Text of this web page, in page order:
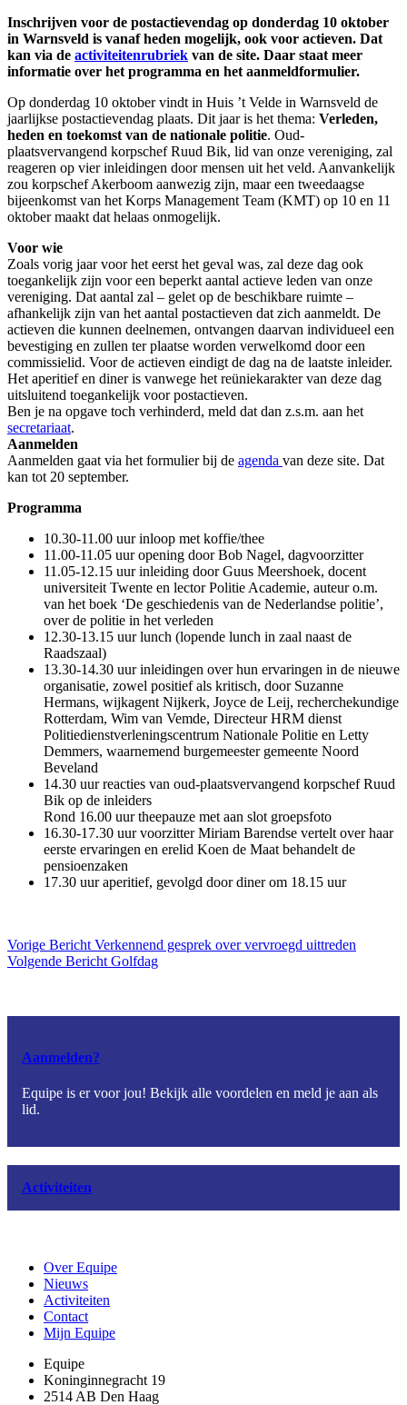
Inschrijven voor de postactievendag op donderdag 10 oktober
in Warnsveld is vanaf heden mogelijk, ook voor actieven. Dat
kan via de activiteitenrubriek van de site. Daar staat meer
informatie over het programma en het aanmeldformulier.
Op donderdag 10 oktober vindt in Huis ’t Velde in Warnsveld de
jaarlijkse postactievendag plaats. Dit jaar is het thema: Verleden,
heden en toekomst van de nationale politie. Oud-
plaatsvervangend korpschef Ruud Bik, lid van onze vereniging, zal
reageren op vier inleidingen door mensen uit het veld. Aanvankelijk
zou korpschef Akerboom aanwezig zijn, maar een tweedaagse
bijeenkomst van het Korps Management Team (KMT) op 10 en 11
oktober maakt dat helaas onmogelijk.
Voor wie
Zoals vorig jaar voor het eerst het geval was, zal deze dag ook
toegankelijk zijn voor een beperkt aantal actieve leden van onze
vereniging. Dat aantal zal – gelet op de beschikbare ruimte –
afhankelijk zijn van het aantal postactieven dat zich aanmeldt. De
actieven die kunnen deelnemen, ontvangen daarvan individueel een
bevestiging en zullen ter plaatse worden verwelkomd door een
commissielid. Voor de actieven eindigt de dag na de laatste inleider.
Het aperitief en diner is vanwege het reüniekarakter van deze dag
uitsluitend toegankelijk voor postactieven.
Ben je na opgave toch verhinderd, meld dat dan z.s.m. aan het
secretariaat.
Aanmelden
Aanmelden gaat via het formulier bij de agenda van deze site. Dat
kan tot 20 september.
Programma
10.30-11.00 uur inloop met koffie/thee
11.00-11.05 uur opening door Bob Nagel, dagvoorzitter
11.05-12.15 uur inleiding door Guus Meershoek, docent
universiteit Twente en lector Politie Academie, auteur o.m.
van het boek ‘De geschiedenis van de Nederlandse politie’,
over de politie in het verleden
12.30-13.15 uur lunch (lopende lunch in zaal naast de
Raadszaal)
13.30-14.30 uur inleidingen over hun ervaringen in de nieuwe
organisatie, zowel positief als kritisch, door Suzanne
Hermans, wijkagent Nijkerk, Joyce de Leij, recherchekundige
Rotterdam, Wim van Vemde, Directeur HRM dienst
Politiedienstverleningscentrum Nationale Politie en Letty
Demmers, waarnemend burgemeester gemeente Noord
Beveland
14.30 uur reacties van oud-plaatsvervangend korpschef Ruud
Bik op de inleiders
Rond 16.00 uur theepauze met aan slot groepsfoto
16.30-17.30 uur voorzitter Miriam Barendse vertelt over haar
eerste ervaringen en erelid Koen de Maat behandelt de
pensioenzaken
17.30 uur aperitief, gevolgd door diner om 18.15 uur
Vorige Bericht Verkennend gesprek over vervroegd uittreden
Volgende Bericht Golfdag
Aanmelden?
Equipe is er voor jou! Bekijk alle voordelen en meld je aan als
lid.
Activiteiten
Over Equipe
Nieuws
Activiteiten
Contact
Mijn Equipe
Equipe
Koninginnegracht 19
2514 AB Den Haag